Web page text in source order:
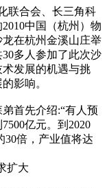
合会、长三角科
中国（杭州）物
在杭州金溪山庄举
多人参加了此次沙
发展的机遇与挑
影响。
首先介绍:“有人预
亿元。到2020
30倍，产业值将达
扩大